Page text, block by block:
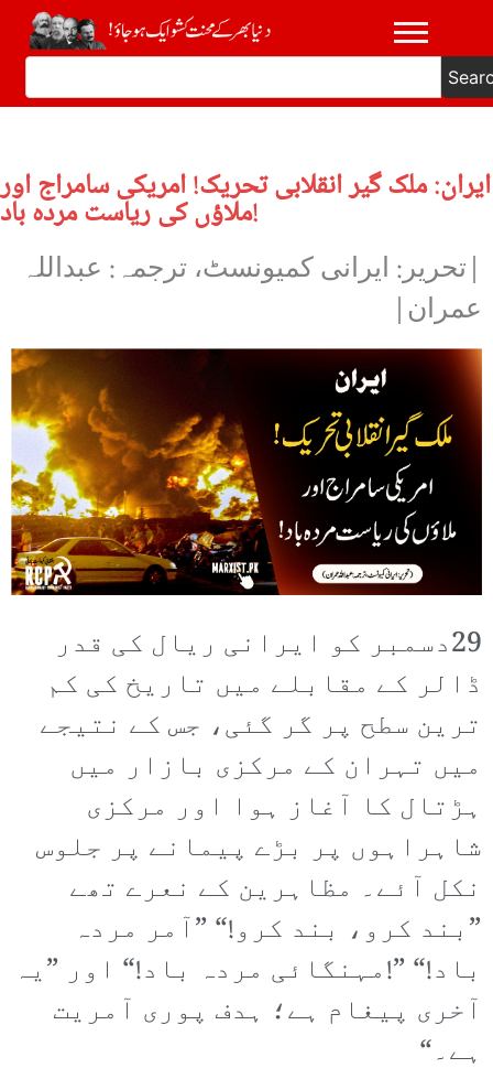
ایران: ملک گیر انقلابی تحریک! امریکی سامراج اور
ملاؤں کی ریاست مردہ باد!
|تحریر: ایرانی کمیونسٹ، ترجمہ: عبداللہ
عمران|
29دسمبر کو ایرانی ریال کی قدر
ڈالر کے مقابلے میں تاریخ کی کم
ترین سطح پر گر گئی، جس کے نتیجے
میں تہران کے مرکزی بازار میں
ہڑتال کا آغاز ہوا اور مرکزی
شاہراہوں پر بڑے پیمانے پر جلوس
نکل آئے۔ مظاہرین کے نعرے تھے
”بند کرو، بند کرو!“ ”آمر مردہ
باد!“ ”!مہنگائی مردہ باد!“ اور ”یہ
آخری پیغام ہے؛ ہدف پوری آمریت
ہے۔“